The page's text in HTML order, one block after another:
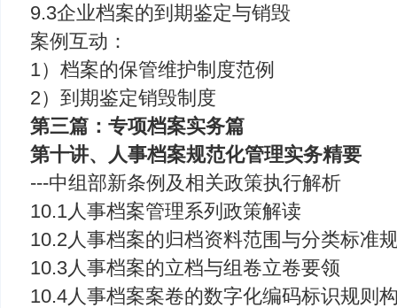
9.3企业档案的到期鉴定与销毁
案例互动：
1）档案的保管维护制度范例
2）到期鉴定销毁制度
第三篇：专项档案实务篇
第十讲、人事档案规范化管理实务精要
---中组部新条例及相关政策执行解析
10.1人事档案管理系列政策解读
10.2人事档案的归档资料范围与分类标准
10.3人事档案的立档与组卷立卷要领
10.4人事档案案卷的数字化编码标识规则